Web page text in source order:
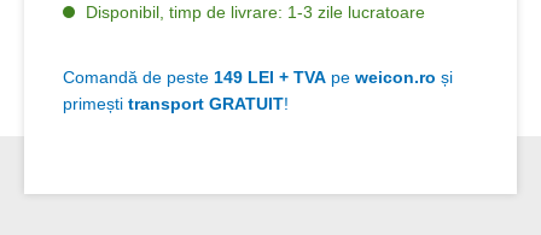
Disponibil, timp de livrare: 1-3 zile lucratoare
Comandă de peste 149 LEI + TVA pe weicon.ro și
primești transport GRATUIT!